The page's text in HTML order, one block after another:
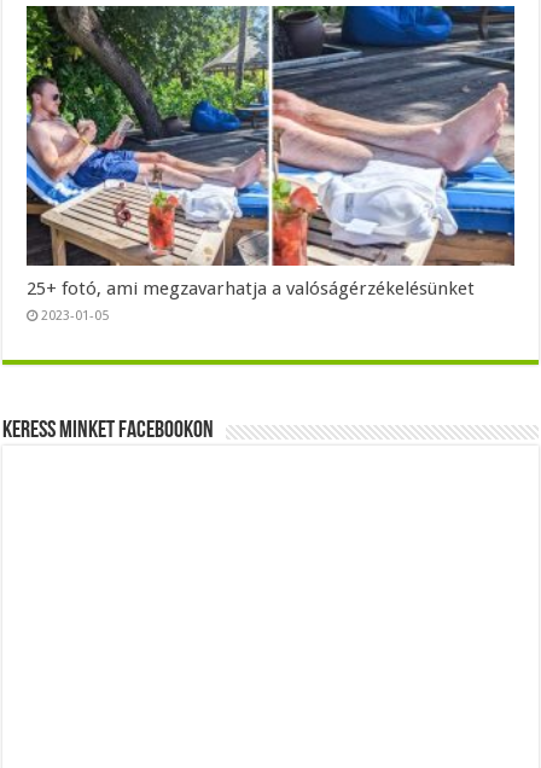
25+ fotó, ami megzavarhatja a valóságérzékelésünket
2023-01-05
Keress minket Facebookon